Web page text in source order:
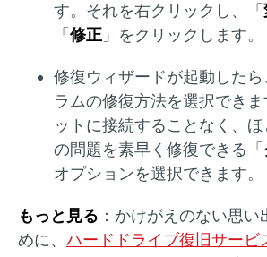
す。それを右クリックし、「
「 修正 」をクリックします。
修復ウィザードが起動した
ラムの修復方法を選択でき
ットに接続することなく、
の問題を素早く修復できる「
オプションを選択できます。
もっと見る ：かけがえのない思
めに、 ハードドライブ復旧サービ